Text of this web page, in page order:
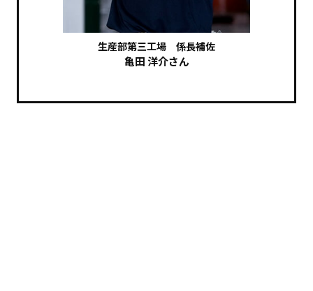
生産部第三工場 係長補佐
亀田 洋介さん